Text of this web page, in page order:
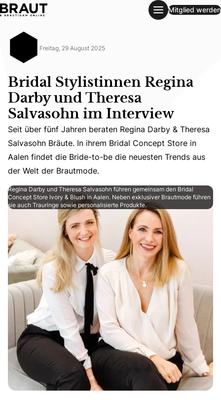
Bridal Stylistinnen Regina Darby und Theresa Salvasohn
Mitglied werden
Freitag, 29 August 2025
Bridal Stylistinnen Regina
Darby und Theresa
Salvasohn im Interview
Seit über fünf Jahren beraten Regina Darby & Theresa
Seit über fünf Jahren beraten Regina Darby & Theresa
Salvasohn Bräute. In ihrem Bridal Concept Store in
Aalen findet die Bride-to-be die neuesten Trends aus
der Welt der Brautmode.
Regina Darby und Theresa Salvasohn führen gemeinsam den Bridal
Concept Store Ivory & Blush in Aalen. Neben exklusiver Brautmode führen
sie auch Trauringe sowie personalisierte Produkte.